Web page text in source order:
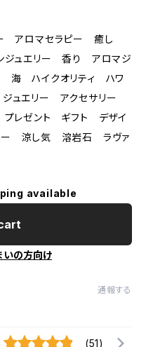
ー アロマセラピー 癒し
ジュエリー 香り アロマジ
海 ハイクオリティ ハワ
ュエリー アクセサリー
レゼント ギフト デザイ
ー 涼し気 溶岩石 ラヴァ
available
いの方向け
通報する
(51)